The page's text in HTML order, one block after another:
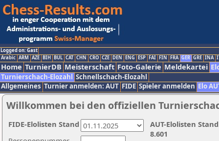
Logged on: Gast
Arabic ARM AZE BIH BUL CAT CHN CRO CZE DEN ENG ESP FAI FIN FRA GER GRE INA
Home TurnierDB Meisterschaft Foto-Galerie Meldekartei
Turnierschach-Elozahl Schnellschach-Elozahl
Allgemeines Turnier anmelden: AUT FIDE Spieler anmelden Elo
Willkommen bei den offiziellen
AUT-Elolisten
8.601
FIDE-Elolisten Stand